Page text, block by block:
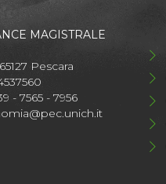
MAGISTRALE
Pescara
- 7565 - 7956